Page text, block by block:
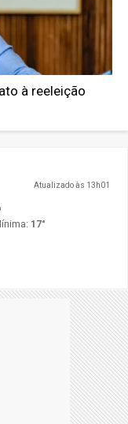
à reeleição
Atualizado às 13h01
17°